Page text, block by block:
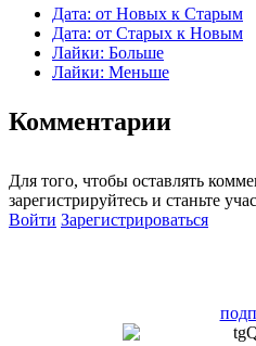
Дата: от Новых к Старым
Дата: от Старых к Новым
Лайки: Больше
Лайки: Меньше
Комментарии
Для того, чтобы оставлять
зарегистрируйтесь и станьте
Войти Зарегистрироваться